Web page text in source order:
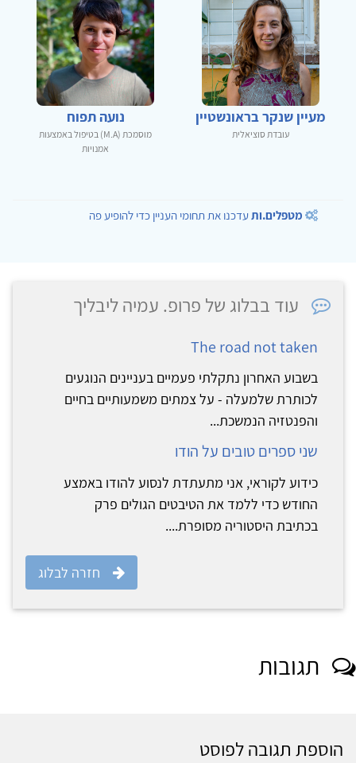
מעיין שנקר בראונשטיין
עובדת סוציאלית
נועה תפוח
מוסמכת (M.A) בטיפול באמצעות
אמנויות
מטפלים.ותעדכנו את תחומי העניין כדי להופיע פה
עוד בבלוג של פרופ. עמיה ליבליך
The road not taken
בשבוע האחרון נתקלתי פעמיים בעניינים הנוגעים
לכותרת שלמעלה - על צמתים משמעותיים בחיים
והפנטזיה הנמשכת...
שני ספרים טובים על הודו
כידוע לקוראי, אני מתעתדת לנסוע להודו באמצע
החודש כדי ללמד את הטיבטים הגולים פרק
בכתיבת היסטוריה מסופרת....
חזרה לבלוג
תגובות
הוספת תגובה לפוסט